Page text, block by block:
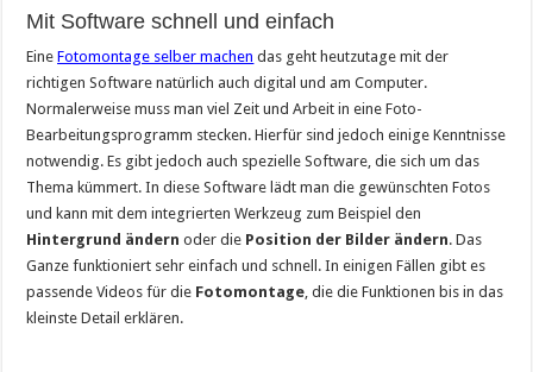
Mit Software schnell und einfach
EineFotomontage selber machen das geht heutzutage mit der
richtigen Software natürlich auch digital und am Computer.
Normalerweise muss man viel Zeit und Arbeit in eine Foto-
Bearbeitungsprogramm stecken. Hierfür sind jedoch einige Kenntnisse
notwendig. Es gibt jedoch auch spezielle Software, die sich um das
Thema kümmert. In diese Software lädt man die gewünschten Fotos
und kann mit dem integrierten Werkzeug zum Beispiel den
Hintergrund ändern oder die Position der Bilder ändern. Das
Ganze funktioniert sehr einfach und schnell. In einigen Fällen gibt es
passende Videos für die Fotomontage, die die Funktionen bis in das
kleinste Detail erklären.